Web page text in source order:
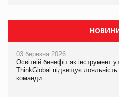
03 березня 2026
Освітній бенефіт як інструмент
ThinkGlobal підвищує лояльність
команди